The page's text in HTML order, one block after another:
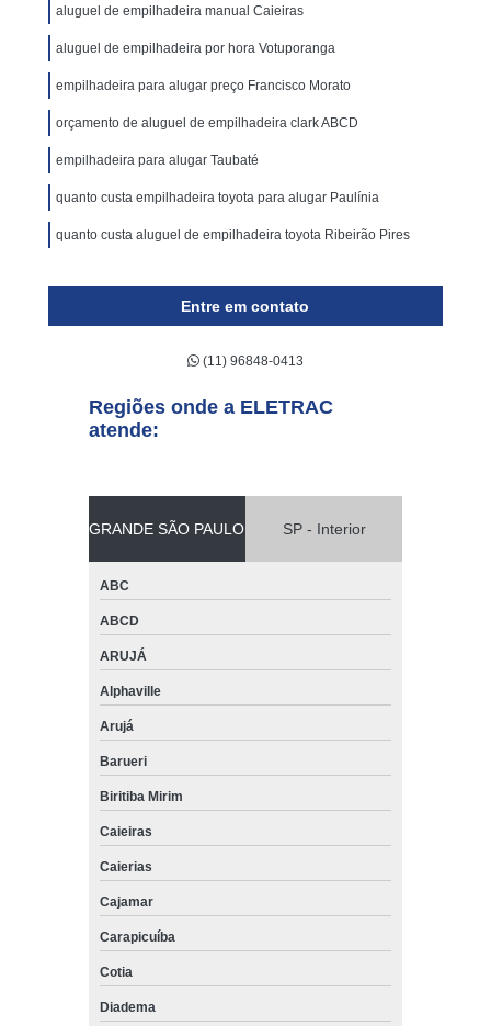
aluguel de empilhadeira manual Caieiras
aluguel de empilhadeira por hora Votuporanga
empilhadeira para alugar preço Francisco Morato
orçamento de aluguel de empilhadeira clark ABCD
empilhadeira para alugar Taubaté
quanto custa empilhadeira toyota para alugar Paulínia
quanto custa aluguel de empilhadeira toyota Ribeirão Pires
Entre em contato
(11) 96848-0413
Regiões onde a ELETRAC
atende:
GRANDE SÃO PAULO SP - Interior
ABC
ABCD
ARUJÁ
Alphaville
Arujá
Barueri
Biritiba Mirim
Caieiras
Caierias
Cajamar
Carapicuíba
Cotia
Diadema